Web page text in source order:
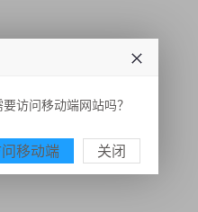
访问移动端网站吗？
移动端 关闭